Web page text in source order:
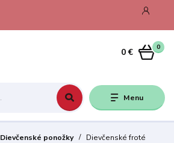
Menu
0
0 €
Dievčenské ponožky
Dievčenské froté